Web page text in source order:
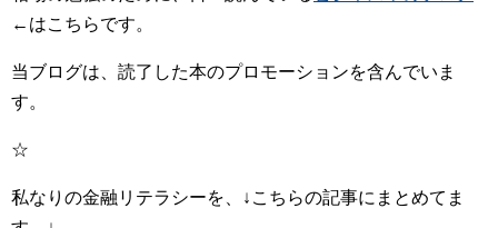
←はこちらです。
当ブログは、読了した本のプロモーションを含んでいま
す。
☆
私なりの金融リテラシーを、↓こちらの記事にまとめてま